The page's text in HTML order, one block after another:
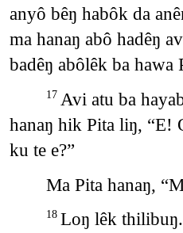
anyô bêŋ habôk da
ma hanaŋ abô hadêŋ
badêŋ abôlêk ba hawa
17 Avi atu ba
hanaŋ hik Pita liŋ, “E!
ku te e?”
Ma Pita hanaŋ,
18 Loŋ lêk